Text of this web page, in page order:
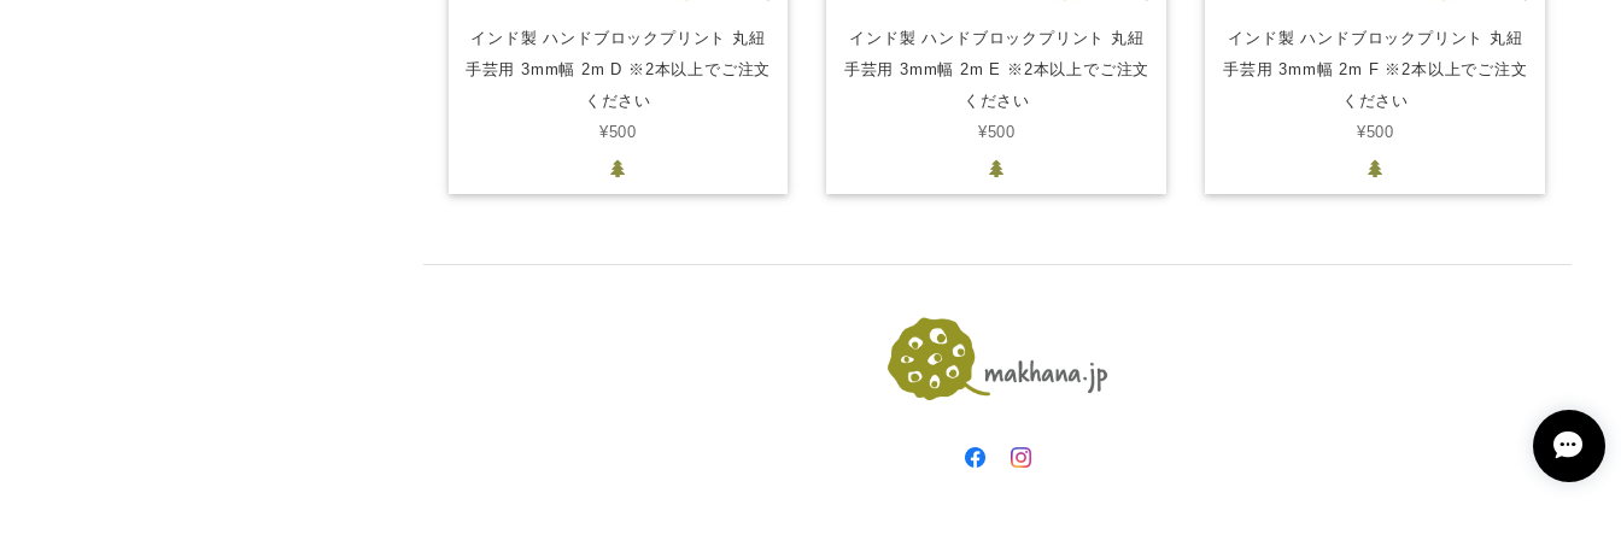
インド製 ハンドブロックプリント 丸紐
手芸用 3mm幅 2m D ※2本以上でご注文
ください
¥500
インド製 ハンドブロックプリント 丸紐
手芸用 3mm幅 2m E ※2本以上でご注文
ください
¥500
インド製 ハンドブロックプリント 丸紐
手芸用 3mm幅 2m F ※2本以上でご注文
ください
¥500